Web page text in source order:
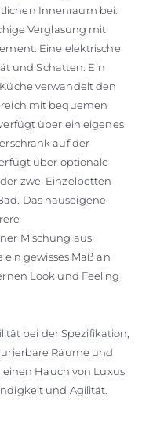
Innenraum bei.
Verglasung mit
Eine elektrische
und Schatten. Ein
verwandelt den
mit bequemen
über ein eigenes
auf der
über optionale
zwei Einzelbetten
Das hauseigene
Mischung aus
gewisses Maß an
Look und Feeling
bei der Spezifikation,
Räume und
Hauch von Luxus
und Agilität.